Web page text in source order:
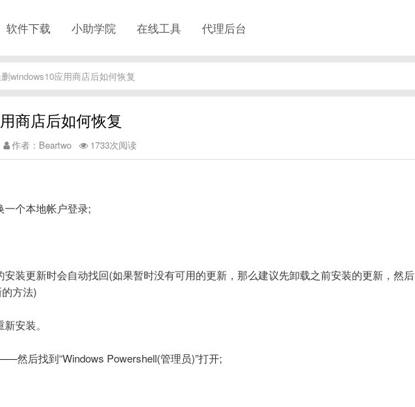
软件下载 小助学院 在线工具 代理后台
windows10应用商店后如何恢复
商店后如何恢复
作者：Beartwo 1733次阅读
个本地帐户登录;
装更新时会自动找回(如果暂时没有可用的更新，那么建议先卸载之前安装的更新，然后
方法)
安装。
然后找到“Windows Powershell(管理员)”打开;